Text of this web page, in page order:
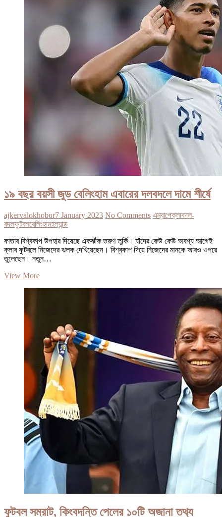
কোথায়?
১৯ বছর বয়সী জুড বেলিংহাম এবারের দলবদলে দামে শীর্ষে
ajkervalokhobor7 January 2023 No Comments এম্বাপেক্লাবদল-
বদলফুটবলবেলিংহামহল্যান্ড
কাতার বিশ্বকাপ উপহার দিয়েছে একঝাঁক তরুণ তুর্কি। যাঁদের কেউ কেউ অবশ্য আগেই
ক্লাব ফুটবলে নিজেদের ঝলক দেখিয়েছেন। বিশ্বকাপ দিয়ে নিজেদের মানকে আরও ওপরে
তুলেছেন। নতুন…
View More১৯
দলবদলে
দামে
শীর্ষে
ফুটবল সম্রাট, কিংবদন্তি পেলের ১০টি অজানা তথ্য